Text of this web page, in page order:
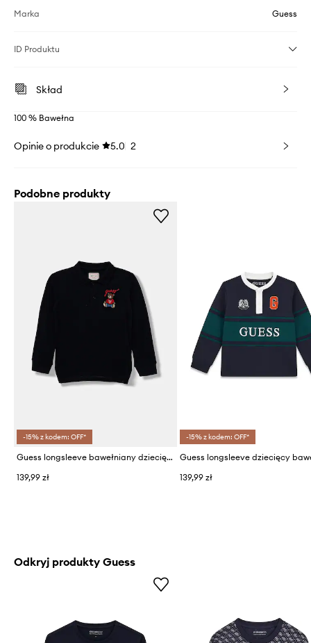
Marka Guess
ID Produktu
Skład
100 % Bawełna
Opinie o produkcie 5.0 2
Podobne produkty
-15% z kodem: OFF*
Guess longsleeve bawełniany dziecięcy
139,99 zł
-15% z kodem: OFF*
139,99 zł
Odkryj produkty Guess